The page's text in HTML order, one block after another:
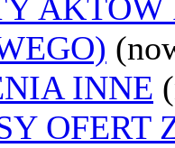
AKTÓW
INNE
OFERT